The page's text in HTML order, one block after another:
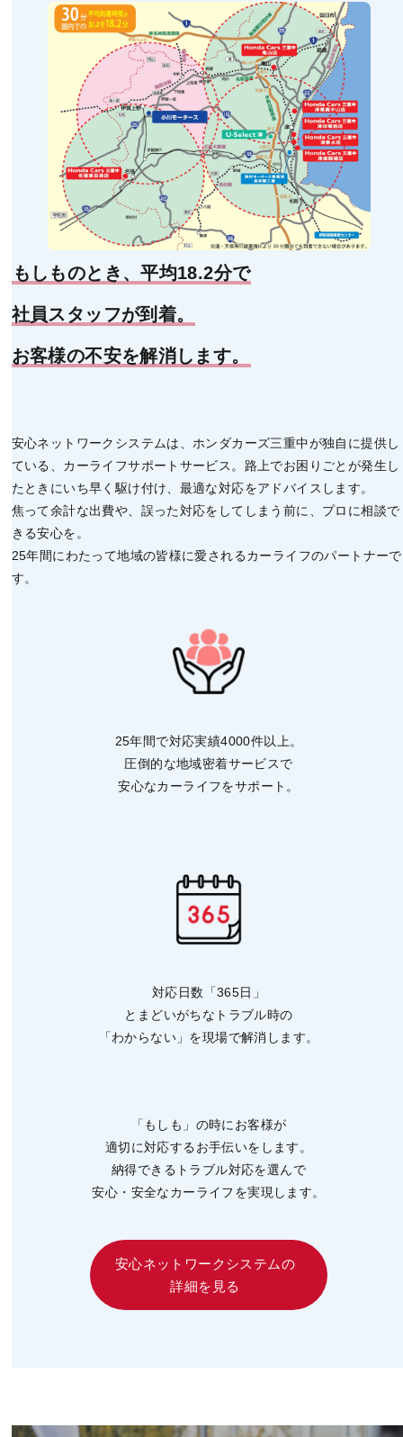
もしものとき、平均18.2分で
社員スタッフが到着。
お客様の不安を解消します。
安心ネットワークシステムは、ホンダカーズ三重中が独自に提供し
ている、カーライフサポートサービス。路上でお困りごとが発生し
たときにいち早く駆け付け、最適な対応をアドバイスします。
焦って余計な出費や、誤った対応をしてしまう前に、プロに相談で
きる安心を。
25年間にわたって地域の皆様に愛されるカーライフのパートナーで
す。
25年間で対応実績4000件以上。
圧倒的な地域密着サービスで
安心なカーライフをサポート。
対応日数「365日」
とまどいがちなトラブル時の
「わからない」を現場で解消します。
「もしも」の時にお客様が
適切に対応するお手伝いをします。
納得できるトラブル対応を選んで
安心・安全なカーライフを実現します。
安心ネットワークシステムの
詳細を見る